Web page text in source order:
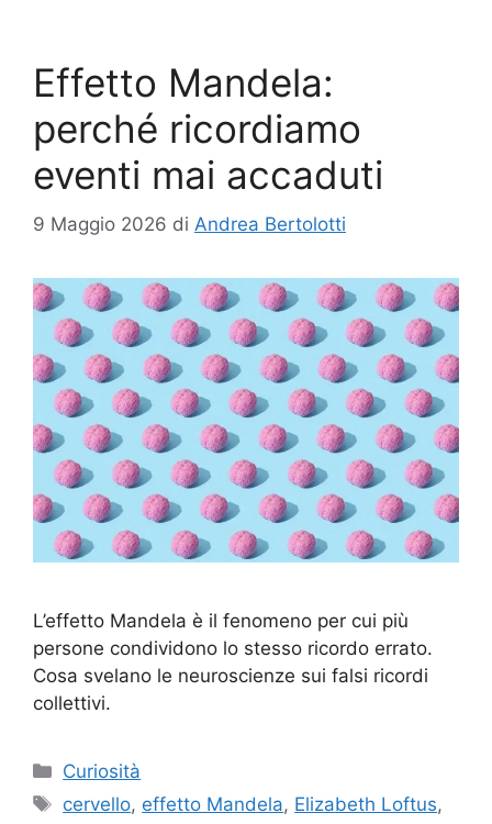
Effetto Mandela:
perché ricordiamo
eventi mai accaduti
9 Maggio 2026 di Andrea Bertolotti
L’effetto Mandela è il fenomeno per cui più
persone condividono lo stesso ricordo errato.
Cosa svelano le neuroscienze sui falsi ricordi
collettivi.
Categorie
Curiosità
Tag
cervello, effetto Mandela, Elizabeth Loftus,